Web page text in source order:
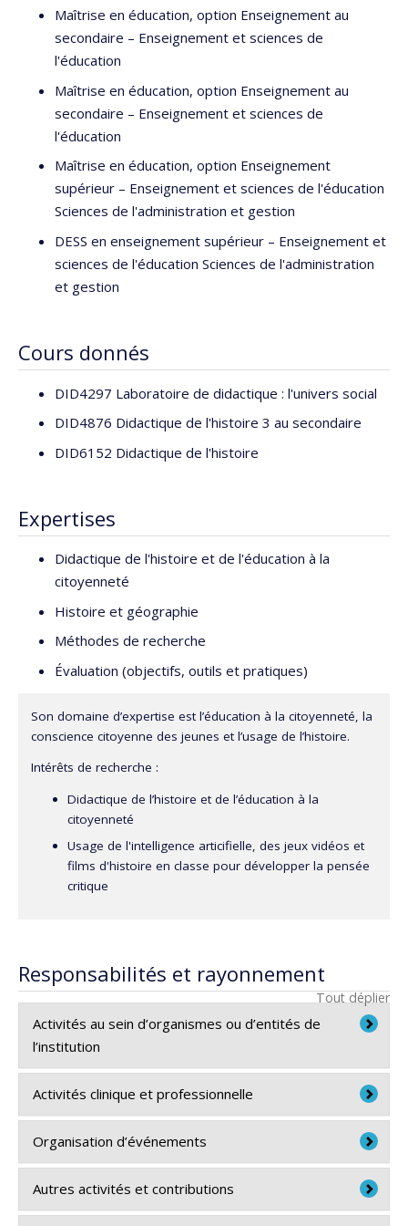
en histoire.
Marc-André Éthier est le rédacteur en chef de la
sciences de l’éducation
Maîtrise en éducation, option Enseignement au
secondaire – Enseignement et sciences de
l'éducation
Maîtrise en éducation, option Enseignement au
secondaire – Enseignement et sciences de
l'éducation
Maîtrise en éducation, option Enseignement
supérieur – Enseignement et sciences de l'éducation
Sciences de l'administration et gestion
DESS en enseignement supérieur – Enseignement et
sciences de l'éducation Sciences de l'administration
et gestion
Cours donnés
DID4297 Laboratoire de didactique : l'univers social
DID4876 Didactique de l'histoire 3 au secondaire
DID6152 Didactique de l'histoire
Expertises
Didactique de l'histoire et de l'éducation à la
citoyenneté
Histoire et géographie
Méthodes de recherche
Évaluation (objectifs, outils et pratiques)
Son domaine d’expertise est l’éducation à la citoyenneté, la
conscience citoyenne des jeunes et l’usage de l’histoire.
Intérêts de recherche :
Didactique de l’histoire et de l’éducation à la
citoyenneté
Usage de l'intelligence articifielle, des jeux vidéos et
films d'histoire en classe pour développer la pensée
critique
Responsabilités et rayonnement
Tout déplier
Activités au sein d’organismes ou d’entités de
l’institution
2023-… — Représentant du corps professoral
de la Faculté des Sciences de l’Éducation à
l’Assemblé universitaire |
Montréal
2022-2023 — Membre du comité d’évaluation
Échange de connaissances |Université de
Activités clinique et professionnelle
Présentations professionnelles et publiques
(après 2018)
Éthier, M.-A. et Lefrançois, D. (2023, 27 octobre).
L'ouvrage collectif « Les usages pédagogiques des jeux
Organisation d’événements
Organisation de colloques :
Colloque - L’histoire enseignée : tour d’horizon,
Autres activités et contributions